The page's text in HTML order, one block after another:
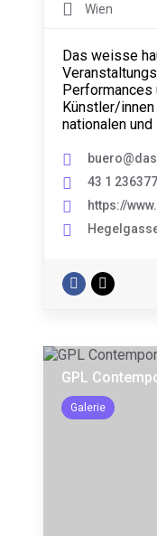
Wien
Das weisse
Performances
Künstler/
nationalen
43 1
https://
GPL
Galerie